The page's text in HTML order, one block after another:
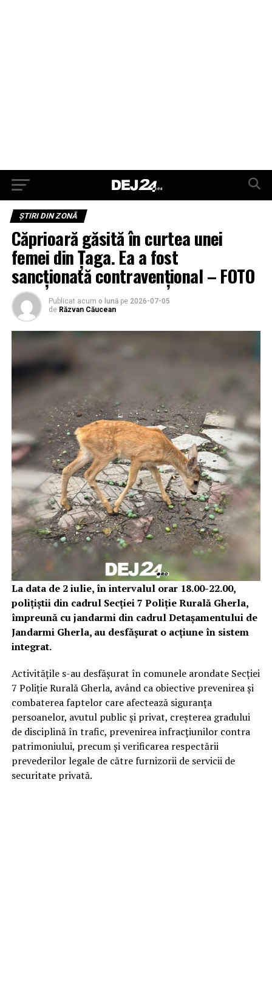
ŞTIRI DIN ZONĂ
Căprioară găsită în curtea unei
femei din Țaga. Ea a fost
sancționată contravențional – FOTO
Publicat acum o lună pe 2026-07-05
de Răzvan Căucean
La data de 2 iulie, în intervalul orar 18.00-22.00,
polițiștii din cadrul Secției 7 Poliție Rurală Gherla,
împreună cu jandarmi din cadrul Detașamentului de
Jandarmi Gherla, au desfășurat o acțiune în sistem
integrat.
Activitățile s-au desfășurat în comunele arondate Secției
7 Poliție Rurală Gherla, având ca obiective prevenirea și
combaterea faptelor care afectează siguranța
persoanelor, avutul public și privat, creșterea gradului
de disciplină în trafic, prevenirea infracțiunilor contra
patrimoniului, precum și verificarea respectării
prevederilor legale de către furnizorii de servicii de
securitate privată.